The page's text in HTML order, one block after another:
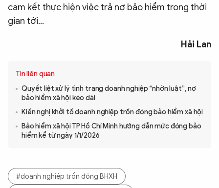
cam kết thực hiện việc trả nợ bảo hiểm trong thời
gian tới…
Hải Lan
Tin liên quan
Quyết liệt xử lý tình trạng doanh nghiệp “nhờn luật”, nợ
bảo hiểm xã hội kéo dài
Kiến nghị khởi tố doanh nghiệp trốn đóng bảo hiểm xã hội
Bảo hiểm xã hội TP Hồ Chí Minh hướng dẫn mức đóng bảo
hiểm kể từ ngày 1/1/2026
#doanh nghiệp trốn đóng BHXH